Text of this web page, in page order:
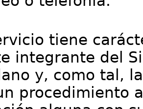
tiene
integrante del
y, como tal,
procedimiento